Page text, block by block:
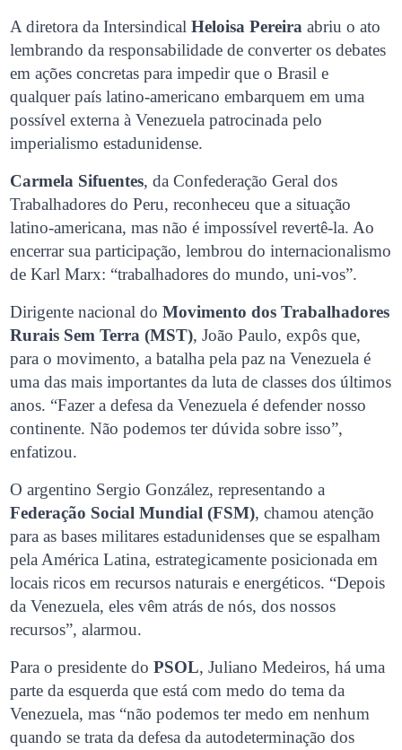
A diretora da IntersindicalHeloisa Pereira abriu o ato
lembrando da responsabilidade de converter os debates
em ações concretas para impedir que o Brasil e
qualquer país latino-americano embarquem em uma
possível externa à Venezuela patrocinada pelo
imperialismo estadunidense.
Carmela Sifuentes, da Confederação Geral dos
Trabalhadores do Peru, reconheceu que a situação
latino-americana, mas não é impossível revertê-la. Ao
encerrar sua participação, lembrou do internacionalismo
de Karl Marx: “trabalhadores do mundo, uni-vos”.
Dirigente nacional doMovimento dos Trabalhadores
Rurais Sem Terra (MST), João Paulo, expôs que,
para o movimento, a batalha pela paz na Venezuela é
uma das mais importantes da luta de classes dos últimos
anos. “Fazer a defesa da Venezuela é defender nosso
continente. Não podemos ter dúvida sobre isso”,
enfatizou.
O argentino Sergio González, representando a
Federação Social Mundial (FSM), chamou atenção
para as bases militares estadunidenses que se espalham
pela América Latina, estrategicamente posicionada em
locais ricos em recursos naturais e energéticos. “Depois
da Venezuela, eles vêm atrás de nós, dos nossos
recursos”, alarmou.
Para o presidente doPSOL, Juliano Medeiros, há uma
parte da esquerda que está com medo do tema da
Venezuela, mas “não podemos ter medo em nenhum
quando se trata da defesa da autodeterminação dos